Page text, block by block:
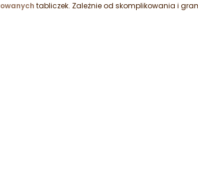
tabliczek. Zależnie od skomplikowania i